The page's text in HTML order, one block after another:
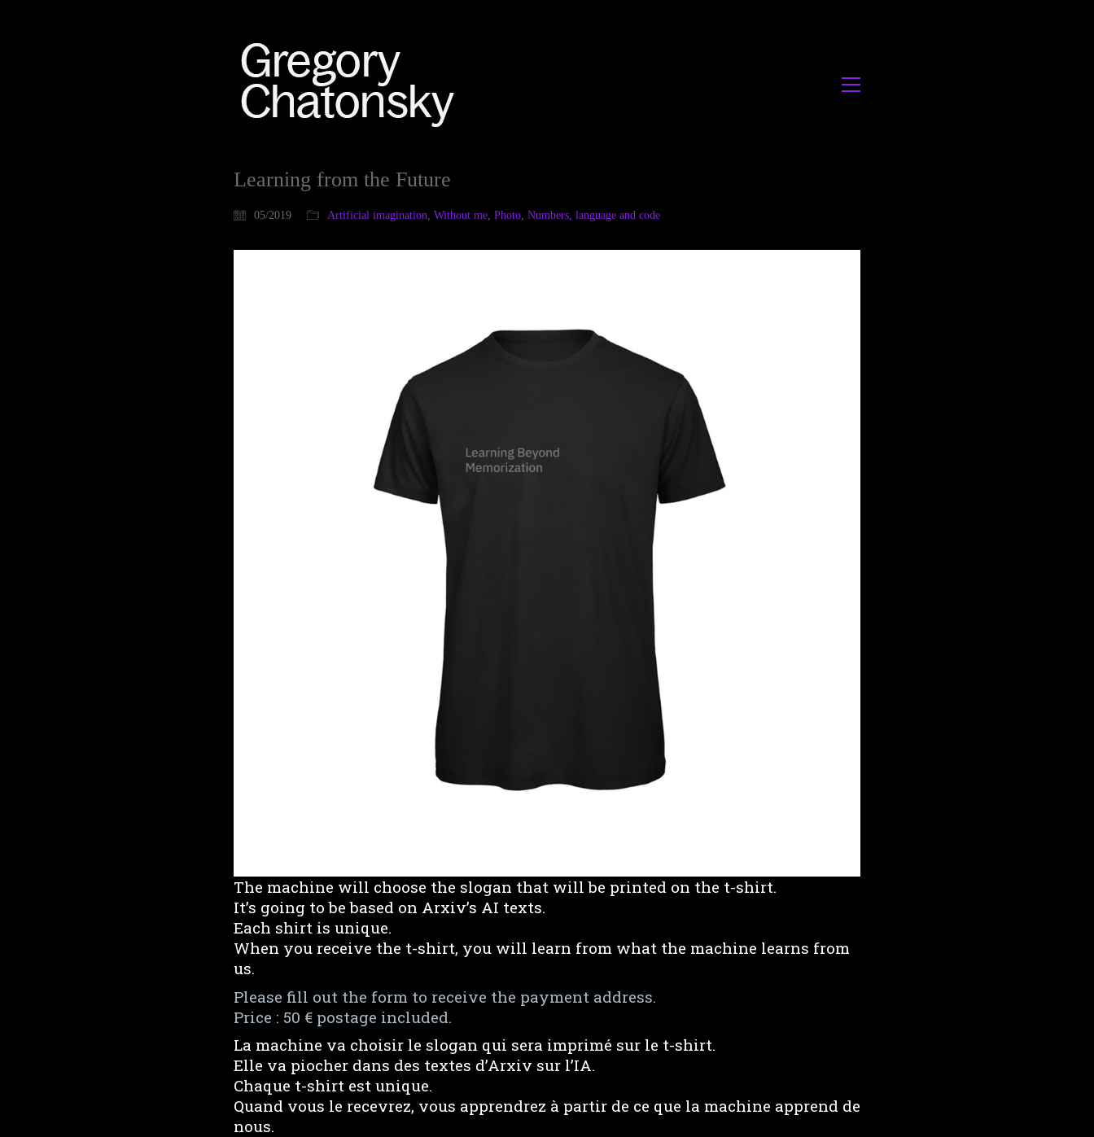
Learning from the Future
05/2019 Artificial imagination, Without me, Photo, Numbers, language and code
The machine will choose the slogan that will be printed on the t-shirt.
It’s going to be based on Arxiv’s AI texts.
Each shirt is unique.
When you receive the t-shirt, you will learn from what the machine learns from
us.
Please fill out the form to receive the payment address.
Price : 50 € postage included.
La machine va choisir le slogan qui sera imprimé sur le t-shirt.
Elle va piocher dans des textes d’Arxiv sur l’IA.
Chaque t-shirt est unique.
Quand vous le recevrez, vous apprendrez à partir de ce que la machine apprend de
nous.